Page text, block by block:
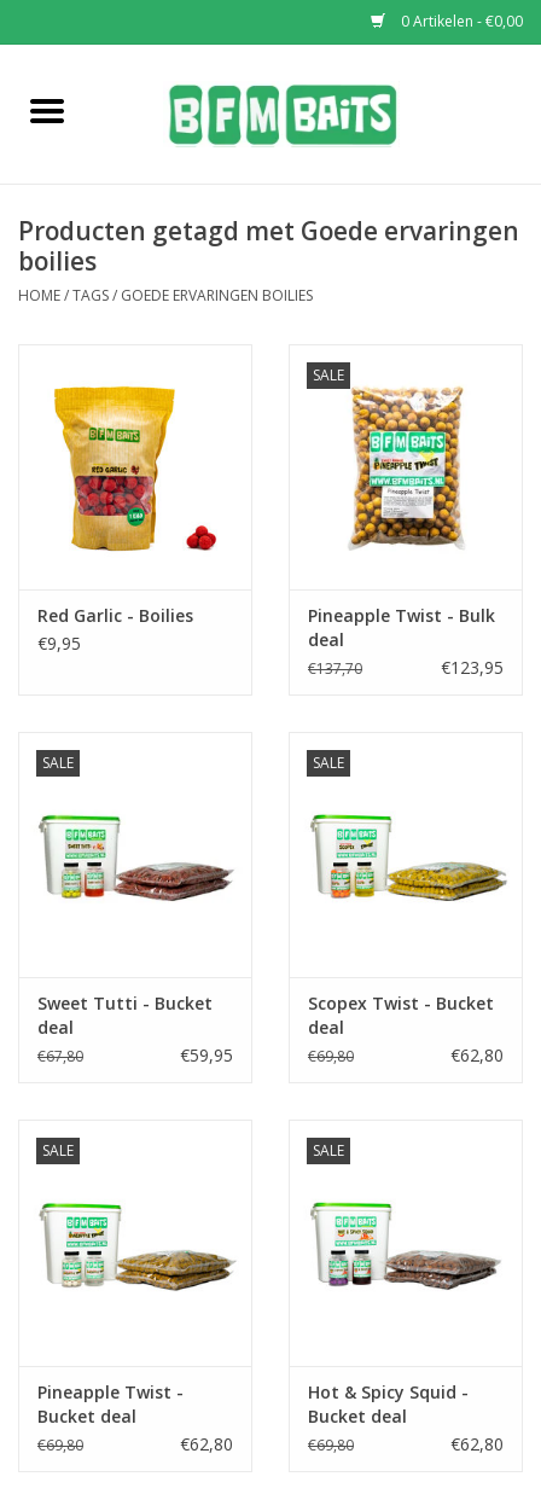
0 Artikelen - €0,00
Home
Pop-Ups
Soaks & Dips
Bucket Deals
Bulk Deals
Nieuws
Producten getagd met Goede ervaringen
boilies
HOME/TAGS/ GOEDE ERVARINGEN BOILIES
Red Garlic - Boilies
€9,95
SALE
Pineapple Twist - Bulk
deal
€137,70 €123,95
SALE
Sweet Tutti - Bucket
deal
€67,80 €59,95
SALE
Scopex Twist - Bucket
deal
€69,80 €62,80
SALE
Pineapple Twist -
Bucket deal
€69,80 €62,80
SALE
Hot & Spicy Squid -
Bucket deal
€69,80 €62,80